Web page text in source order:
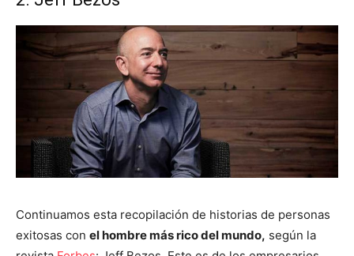
Continuamos esta recopilación de historias de personas
exitosas con el hombre más rico del mundo, según la